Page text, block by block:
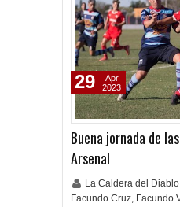
Buena jornada de
Arsenal
La Caldera del Diablo
Facundo Cruz, Facundo
29
Apr
2023